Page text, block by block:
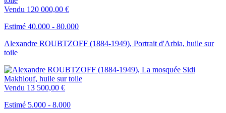
Vendu 120 000,00 €
Estimé 40.000 - 80.000
Alexandre ROUBTZOFF (1884-1949), Portrait d'Arbia, huile sur
toile
Vendu 13 500,00 €
Estimé 5.000 - 8.000